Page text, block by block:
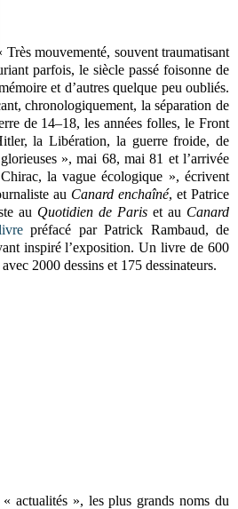
Très mouvementé, souvent traumatisant
parfois, le siècle passé foisonne de
et d’autres quelque peu oubliés.
chronologiquement, la séparation de
de 14–18, les années folles, le Front
la Libération, la guerre froide, de
», mai 68, mai 81 et l’arrivée
la vague écologique », écrivent
au Canard enchaîné, et Patrice
au Quotidien de Paris et au Canard
préfacé par Patrick Rambaud, de
inspiré l’exposition. Un livre de 600
2000 dessins et 175 dessinateurs.
actualités », les plus grands noms du